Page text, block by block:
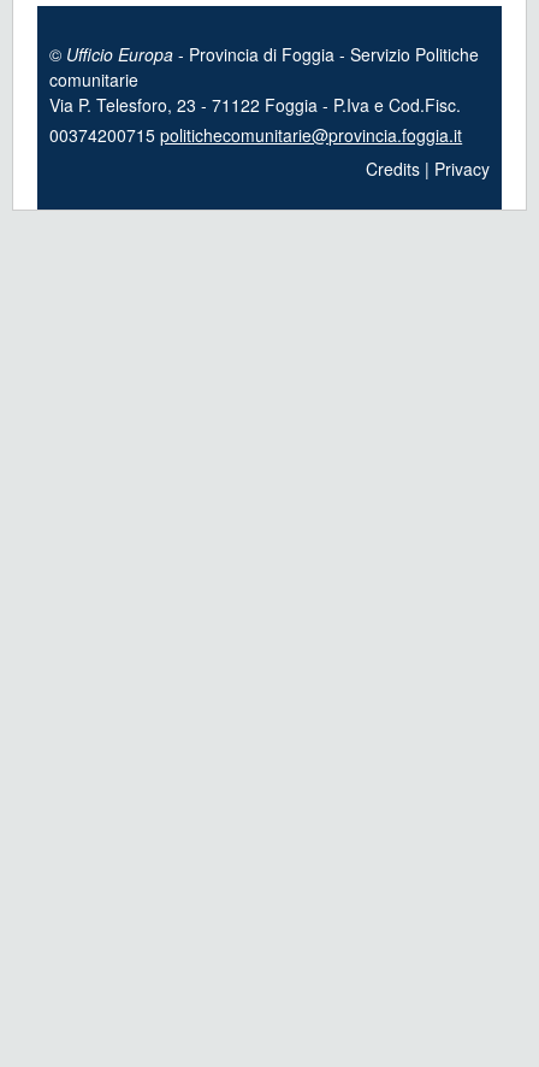
© Ufficio Europa - Provincia di Foggia - Servizio Politiche
comunitarie
Via P. Telesforo, 23 - 71122 Foggia - P.Iva e Cod.Fisc.
00374200715politichecomunitarie@provincia.foggia.it
Credits | Privacy